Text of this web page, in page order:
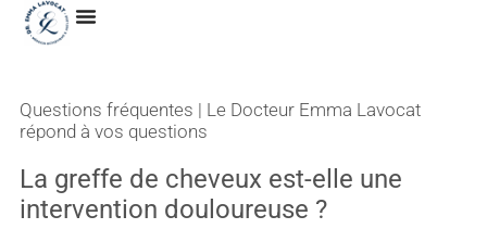
Questions fréquentes | Le Docteur Emma Lavocat
répond à vos questions
La greffe de cheveux est-elle une
intervention douloureuse ?